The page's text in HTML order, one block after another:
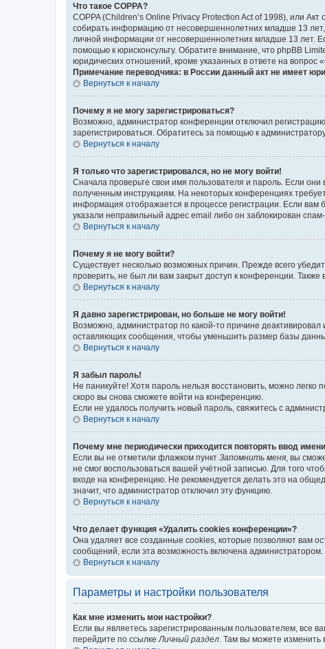
Что такое COPPA?
COPPA (Children’s Online Privacy Protection Act of 1998), или
собирать информацию от несовершеннолетних младше 13
личной информации от несовершеннолетних младше 13 лет.
помощью к юрисконсульту. Обратите внимание, что phpBB
юридических отношений, кроме указанных в ответе на вопрос
Примечание переводчика: в России данный акт не имеет
Вернуться к началу
Почему я не могу зарегистрироваться?
Возможно, администратор конференции отключил
зарегистрироваться. Обратитесь за помощью к
Вернуться к началу
Я только что зарегистрировался, но не могу войти!
Сначала проверьте свои имя пользователя и пароль. Если
полученным инструкциям. На некоторых конференциях
информация отображается в процессе регистрации. Если
указали неправильный адрес email либо он заблокирован
Вернуться к началу
Почему я не могу войти?
Существует несколько возможных причин. Прежде всего
проверить, не был ли вам закрыт доступ к конференции.
Вернуться к началу
Я давно зарегистрирован, но больше не могу войти!
Возможно, администратор по какой-то причине
оставляющих сообщения, чтобы уменьшить размер базы
Вернуться к началу
Я забыл пароль!
Не паникуйте! Хотя пароль нельзя восстановить, можно
скоро вы снова сможете войти на конференцию.
Если не удалось получить новый пароль, свяжитесь с
Вернуться к началу
Почему мне периодически приходится повторять ввод
Если вы не отметили флажком пункт Запомнить меня , вы
не смог воспользоваться вашей учётной записью. Для того
входе на конференцию. Не рекомендуется делать это на
значит, что администратор отключил эту функцию.
Вернуться к началу
Что делает функция «Удалить cookies конференции»?
Она удаляет все созданные cookies, которые позволяют вам
сообщений, если эта возможность включена
Вернуться к началу
Параметры и настройки пользователя
Как мне изменить мои настройки?
Если вы являетесь зарегистрированным пользователем, все
перейдите по ссылке Личный раздел . Там вы можете изменить